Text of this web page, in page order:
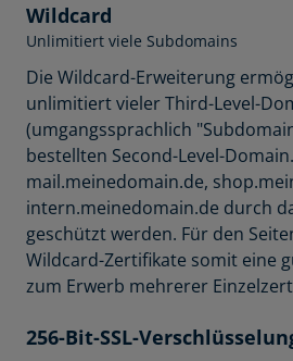
Wildcard
Unlimitiert viele Subdomains
Die Wildcard-Erweiterung
unlimitiert vieler Third-Level-
(umgangssprachlich
bestellten Second-Level-
mail.meinedomain.de,
intern.meinedomain.de durch
geschützt werden. Für den
Wildcard-Zertifikate somit eine
zum Erwerb mehrerer
256-Bit-SSL-